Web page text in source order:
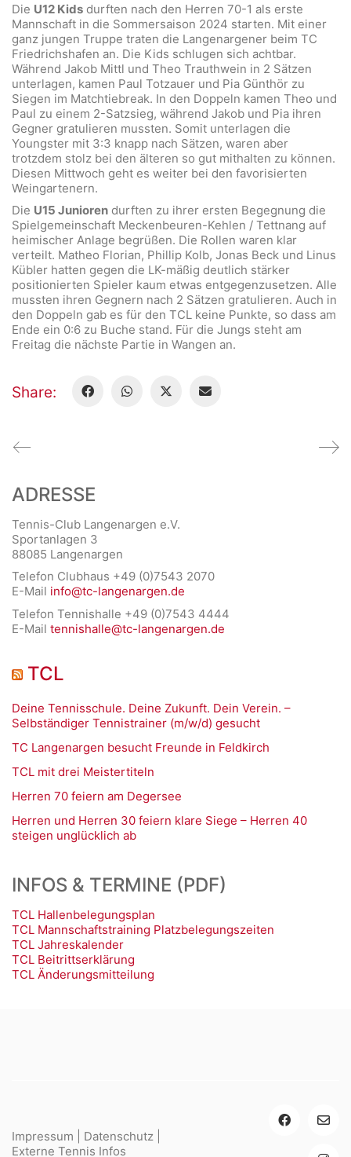
Die U12 Kids durften nach den Herren 70-1 als erste
Mannschaft in die Sommersaison 2024 starten. Mit einer
ganz jungen Truppe traten die Langenargener beim TC
Friedrichshafen an. Die Kids schlugen sich achtbar.
Während Jakob Mittl und Theo Trauthwein in 2 Sätzen
unterlagen, kamen Paul Totzauer und Pia Günthör zu
Siegen im Matchtiebreak. In den Doppeln kamen Theo und
Paul zu einem 2-Satzsieg, während Jakob und Pia ihren
Gegner gratulieren mussten. Somit unterlagen die
Youngster mit 3:3 knapp nach Sätzen, waren aber
trotzdem stolz bei den älteren so gut mithalten zu können.
Diesen Mittwoch geht es weiter bei den favorisierten
Weingartenern.
Die U15 Junioren durften zu ihrer ersten Begegnung die
Spielgemeinschaft Meckenbeuren-Kehlen / Tettnang auf
heimischer Anlage begrüßen. Die Rollen waren klar
verteilt. Matheo Florian, Phillip Kolb, Jonas Beck und Linus
Kübler hatten gegen die LK-mäßig deutlich stärker
positionierten Spieler kaum etwas entgegenzusetzen. Alle
mussten ihren Gegnern nach 2 Sätzen gratulieren. Auch in
den Doppeln gab es für den TCL keine Punkte, so dass am
Ende ein 0:6 zu Buche stand. Für die Jungs steht am
Freitag die nächste Partie in Wangen an.
Share:
ADRESSE
Tennis-Club Langenargen e.V.
Sportanlagen 3
88085 Langenargen
Telefon Clubhaus +49 (0)7543 2070
E-Mail info@tc-langenargen.de
Telefon Tennishalle +49 (0)7543 4444
E-Mail tennishalle@tc-langenargen.de
TCL
Deine Tennisschule. Deine Zukunft. Dein Verein. –
Selbständiger Tennistrainer (m/w/d) gesucht
TC Langenargen besucht Freunde in Feldkirch
TCL mit drei Meistertiteln
Herren 70 feiern am Degersee
Herren und Herren 30 feiern klare Siege – Herren 40
steigen unglücklich ab
INFOS & TERMINE (PDF)
TCL Hallenbelegungsplan
TCL Mannschaftstraining Platzbelegungszeiten
TCL Jahreskalender
TCL Beitrittserklärung
TCL Änderungsmitteilung
Impressum Datenschutz
Externe Tennis Infos